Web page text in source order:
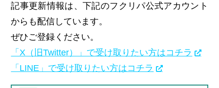
記事更新情報は、下記のフクリパ公式アカウント
からも配信しています。
ぜひご登録ください。
「X（旧Twitter）」で受け取りたい方はコチラ
「LINE」で受け取りたい方はコチラ